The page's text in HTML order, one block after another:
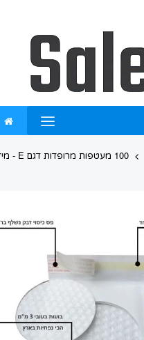
100 מעטפות מרופדות דגם E - מידות 24*27.5 ס"מ - בועות מחוזקות